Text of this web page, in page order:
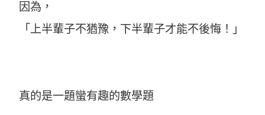
因為，
「上半輩子不猶豫，下半輩子才能不後悔！」
真的是一題蠻有趣的數學題